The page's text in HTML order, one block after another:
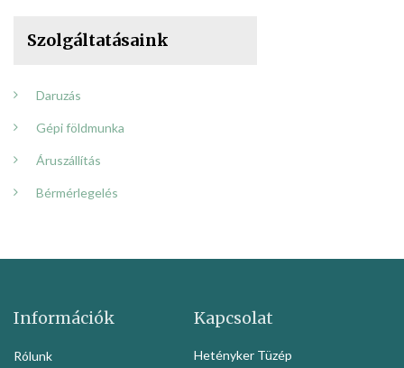
Szolgáltatásaink
Daruzás
Gépi földmunka
Áruszállítás
Bérmérlegelés
Információk
Rólunk
Kapcsolat
Hetényker Tüzép